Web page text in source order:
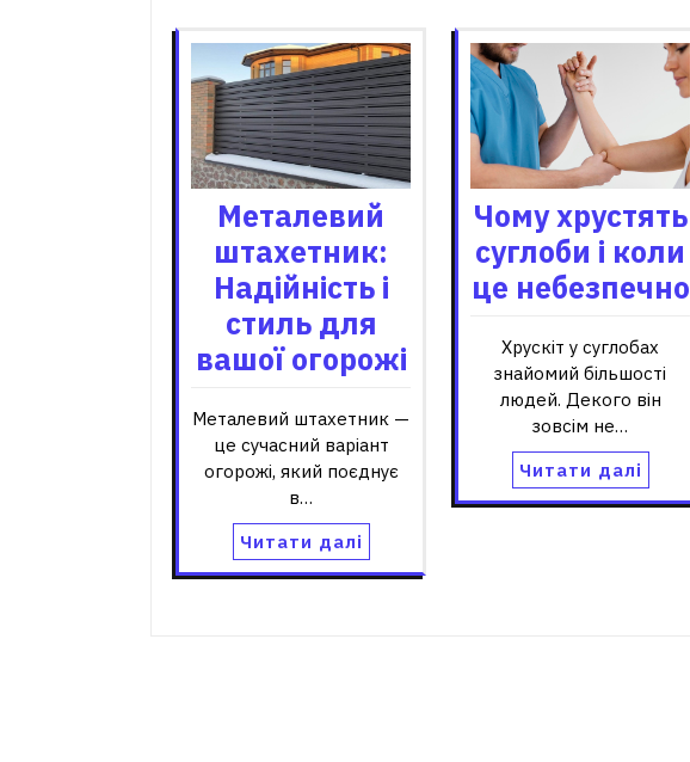
Металевий
штахетник:
Надійність і
стиль для
вашої огорожі
Металевий штахетник —
це сучасний варіант
огорожі, який поєднує
в…
Читати далі
Чому хрустять
суглоби і коли
це небезпечно
Хрускіт у суглобах
знайомий більшості
людей. Декого він
зовсім не…
Читати далі